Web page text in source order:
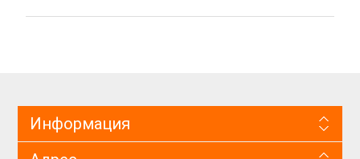
Информация